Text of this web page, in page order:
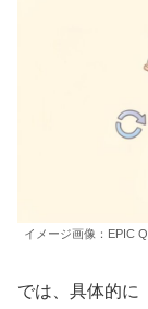
イメージ画像：EPIC
では、具体的に